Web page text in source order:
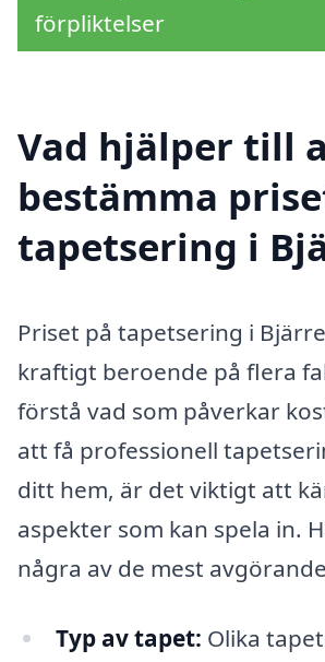
förpliktelser
Vad hjälper till
bestämma
tapetsering i
Priset på tapetsering i
kraftigt beroende på flera
förstå vad som påverkar
att få professionell
ditt hem, är det viktigt att
aspekter som kan spela in.
några av de mest
Typ av tapet: Olika